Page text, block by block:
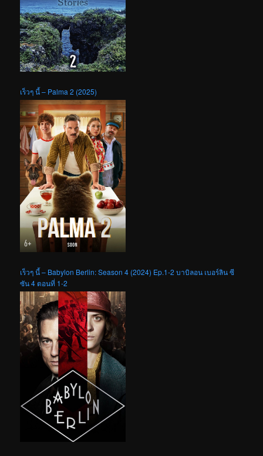
เร็วๆ นี้ – Palma 2 (2025)
เร็วๆ นี้ – Babylon Berlin: Season 4 (2024) Ep.1-2 บาบิลอน เบอร์ลิน ซี
ซัน 4 ตอนที่ 1-2